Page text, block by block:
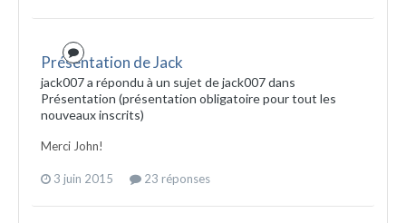
Présentation de Jack
jack007 a répondu à un sujet de jack007 dans
Présentation (présentation obligatoire pour tout les
nouveaux inscrits)
Merci John!
3 juin 2015 23 réponses